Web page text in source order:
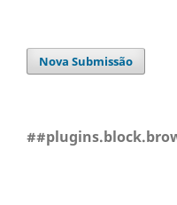
Nova Submissão